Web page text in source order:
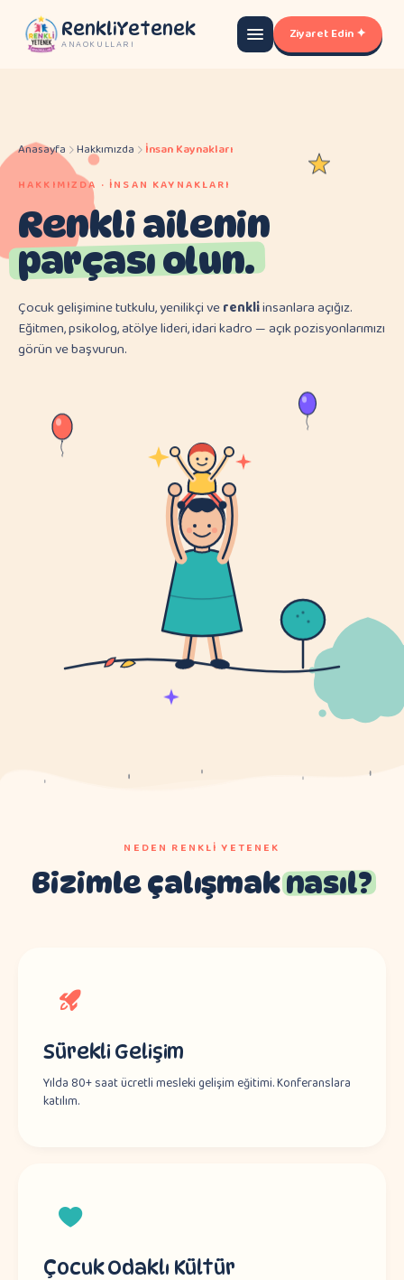
RenkliYetenek
ANAOKULLARI
Ziyaret Edin ✦
Anasayfa Hakkımızda İnsan Kaynakları
HAKKIMIZDA · İNSAN KAYNAKLARI
Renkli ailenin
parçası olun.
Çocuk gelişimine tutkulu, yenilikçi verenkliinsanlara açığız.
Eğitmen, psikolog, atölye lideri, idari kadro — açık pozisyonlarımızı
görün ve başvurun.
NEDEN RENKLI YETENEK
Bizimle çalışmaknasıl?
Sürekli Gelişim
Yılda 80+ saat ücretli mesleki gelişim eğitimi. Konferanslara
katılım.
Çocuk Odaklı Kültür